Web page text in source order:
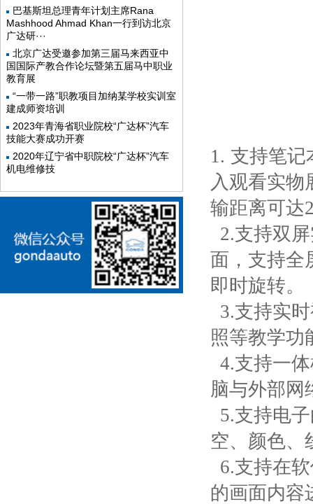
巴基斯坦总理青年计划主席Rana
Mashhood Ahmad Khan一行到访北京
广达研···
北京广达受邀参加第三届马来西亚中
国国际产教合作论坛暨第五届马中职业
教育展
“一带一路”职教项目加纳某学校实训室
建成师资培训
2023年青海省职业院校“广达杯”汽车
技能大赛成功开赛
2020年辽宁省中职院校“广达杯”汽车
机电维修技
1. 支持笔记
入观看实物
输距离可达
2.支持双
面，支持全
即时旋转。
3.支持实
照等教学功
4.支持一
脑与外部网
5.支持电
空、颜色、
6.支持在
的画面内容